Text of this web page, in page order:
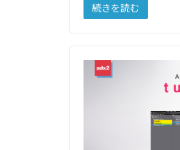
続きを読む